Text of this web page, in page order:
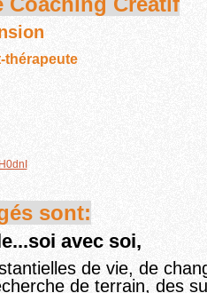
thérapeute
sont:
avec soi,
de vie, de
de terrain, des